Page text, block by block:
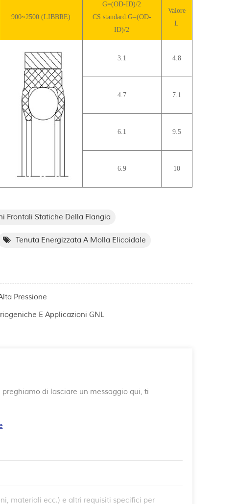
900~2500 (LIBBRE)
G=(OD-ID)/2
CS standard:G=(OD-
ID)/2
Valore
L
3.1 4.8
4.7 7.1
6.1 9.5
6.9 10
Frontali Statiche Della Flangia
Tenuta Energizzata A Molla Elicoidale
Pressione
E Applicazioni GNL
di lasciare un messaggio qui, ti